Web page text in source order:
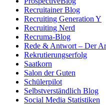
Recruitainer Blog
Recruiting Generation Y
Recruiting Nerd
Recruma-Blog
Rede & Antwort – Der
Rekrutierungserfolg
Saatkorn
Salon der Guten
Schülerpilot
Selbstverständlich Blog
Social Media Statistiken